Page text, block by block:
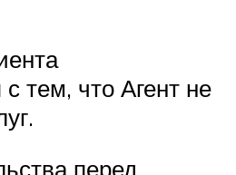
тем, что Агент не
перед